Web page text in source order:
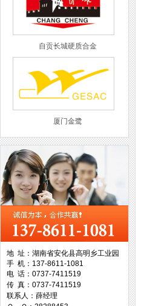
自贡长城硬质合金
厦门金鹭
西工集团
台湾协威机械
地 址：湖南省安化县高明乡工业园
手 机：137-8611-1081
电 话：0737-7411519
传 真：0737-7411519
联系人：薛经理